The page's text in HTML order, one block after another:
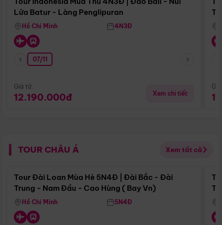
Lửa Batur - Làng Penglipuran
Hồ Chí Minh 4N3Đ
07/11
Giá từ:
12.190.000đ Xem chi tiết
TOUR CHÂU Á Xem tất cả
Điểm nổi bật
Tour Đài Loan Mùa Hè 5N4Đ | Đài Bắc - Đài
Trung - Nam Đầu - Cao Hùng ( Bay Vn)
Hồ Chí Minh 5N4Đ